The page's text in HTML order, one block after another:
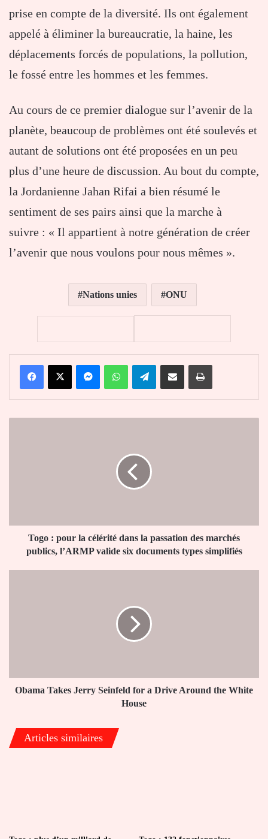
prise en compte de la diversité. Ils ont également
appelé à éliminer la bureaucratie, la haine, les
déplacements forcés de populations, la pollution,
le fossé entre les hommes et les femmes.
Au cours de ce premier dialogue sur l’avenir de la
planète, beaucoup de problèmes ont été soulevés et
autant de solutions ont été proposées en un peu
plus d’une heure de discussion. Au bout du compte,
la Jordanienne Jahan Rifai a bien résumé le
sentiment de ses pairs ainsi que la marche à
suivre : « Il appartient à notre génération de créer
l’avenir que nous voulons pour nous mêmes ».
Nations unies ONU
FacebookX MessengerWhatsAppTelegramPartager par email Imprimer
des
marchés
publics,
Togo : pour la célérité dans la passation des marchés
publics, l’ARMP valide six documents types simplifiés
the
White
Obama Takes Jerry Seinfeld for a Drive Around the White
House
Articles similaires